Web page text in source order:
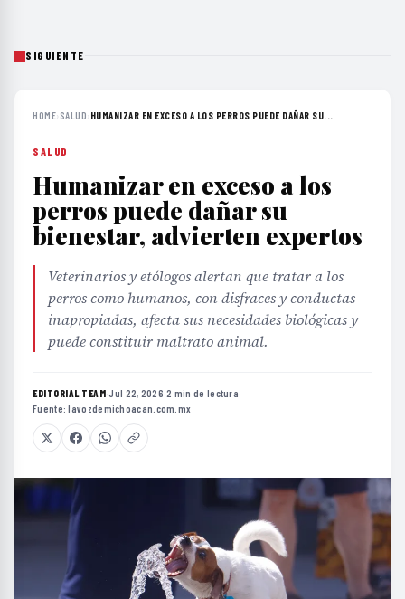
SIGUIENTE
HOME› SALUD› HUMANIZAR EN EXCESO A LOS PERROS PUEDE DAÑAR SU...
SALUD
Humanizar en exceso a los
perros puede dañar su
bienestar, advierten expertos
Veterinarios y etólogos alertan que tratar a los
perros como humanos, con disfraces y conductas
inapropiadas, afecta sus necesidades biológicas y
puede constituir maltrato animal.
EDITORIAL TEAM·Jul 22, 2026·2 min de lectura·
Fuente:lavozdemichoacan.com.mx